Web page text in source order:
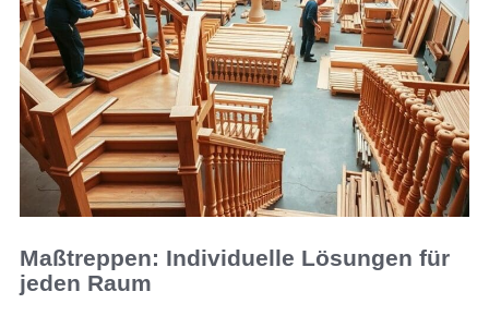
Maßtreppen: Individuelle Lösungen für
jeden Raum